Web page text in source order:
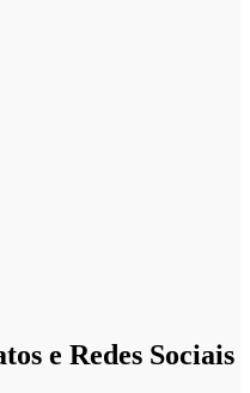
e Redes Sociais